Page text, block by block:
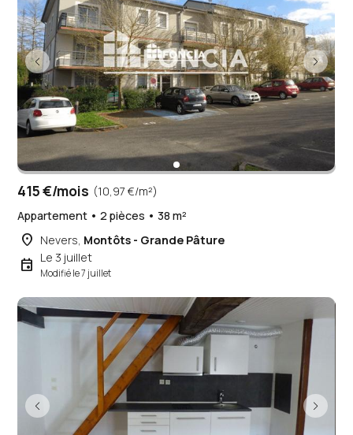
415 €/mois (10,97 €/m²)
Appartement • 2 pièces • 38 m²
place Nevers, Montôts - Grande Pâture
event Le 3 juillet
Modifié le 7 juillet